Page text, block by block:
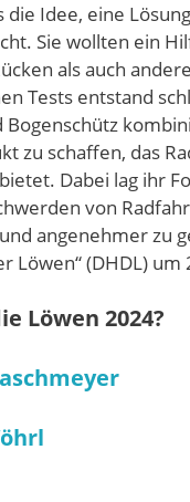
die Idee, eine
Sie wollten ein
als auch
Tests entstand
Bogenschütz
zu schaffen, das
Dabei lag ihr
von
angenehmer zu
Löwen“ (DHDL)
Löwen 2024?